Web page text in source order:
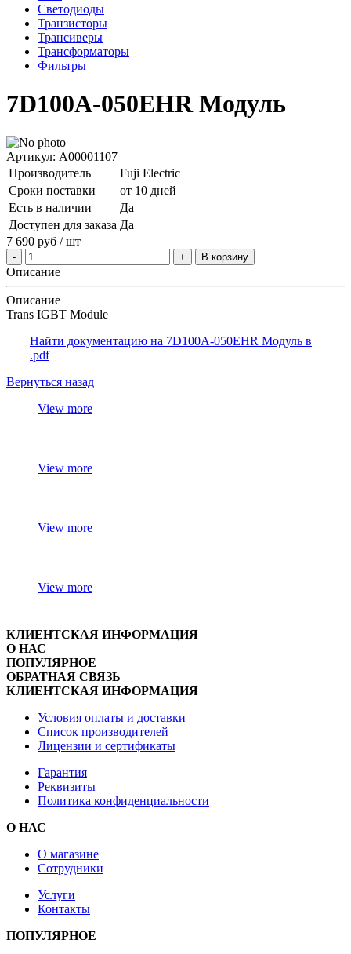
Светодиоды
Транзисторы
Трансиверы
Трансформаторы
Фильтры
7D100A-050EHR Модуль
Артикул: A00001107
Производитель
Fuji Electric
Сроки поставки
от 10 дней
Есть в наличии
Да
Доступен для заказа Да
7 690 руб / шт
В корзину
Описание
Описание
Trans IGBT Module
Найти документацию на 7D100A-050EHR Модуль в
.pdf
Вернуться назад
View more
View more
View more
View more
КЛИЕНТСКАЯ ИНФОРМАЦИЯ
О НАС
ПОПУЛЯРНОЕ
ОБРАТНАЯ СВЯЗЬ
КЛИЕНТСКАЯ ИНФОРМАЦИЯ
Условия оплаты и доставки
Список производителей
Лицензии и сертификаты
Гарантия
Реквизиты
Политика конфиденциальности
О НАС
О магазине
Сотрудники
Услуги
Контакты
ПОПУЛЯРНОЕ